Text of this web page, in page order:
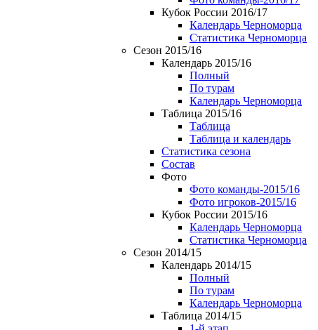
Кубок России 2016/17
Календарь Черноморца
Статистика Черноморца
Сезон 2015/16
Календарь 2015/16
Полный
По турам
Календарь Черноморца
Таблица 2015/16
Таблица
Таблица и календарь
Статистика сезона
Состав
Фото
Фото команды-2015/16
Фото игроков-2015/16
Кубок России 2015/16
Календарь Черноморца
Статистика Черноморца
Сезон 2014/15
Календарь 2014/15
Полный
По турам
Календарь Черноморца
Таблица 2014/15